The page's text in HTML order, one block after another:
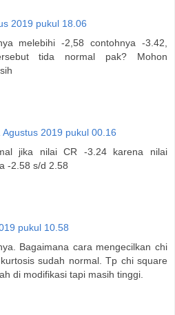
2019 pukul 18.06
melebihi -2,58 contohnya -3.42,
tida normal pak? Mohon
Agustus 2019 pukul 00.16
jika nilai CR -3.24 karena nilai
-2.58 s/d 2.58
pukul 10.58
Bagaimana cara mengecilkan chi
sudah normal. Tp chi square
di modifikasi tapi masih tinggi.